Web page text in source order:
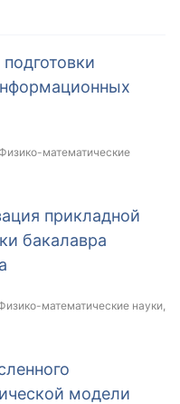
математические
прикладной
бакалавра
математические науки,
модели